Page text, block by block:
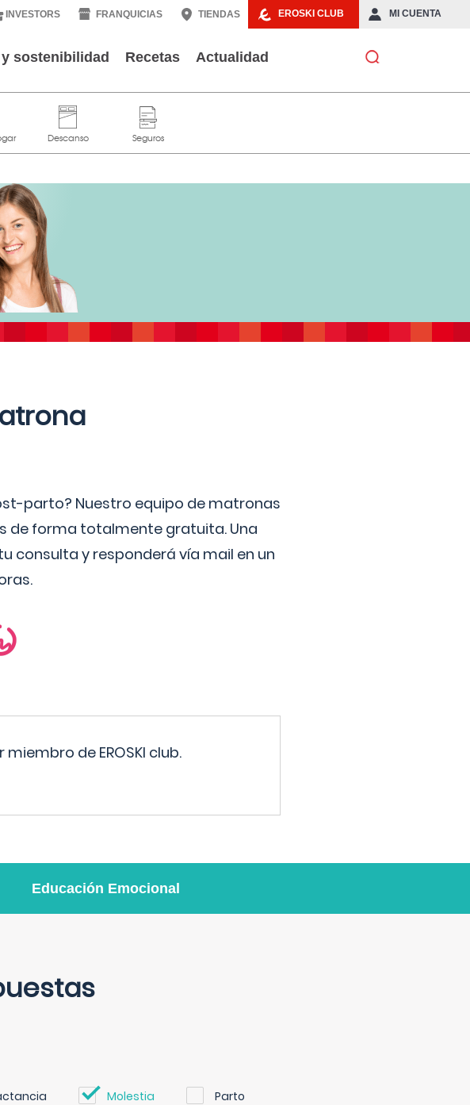
EROSKI CLUB MI CUENTA
INVESTORS FRANQUICIAS TIENDAS
sostenibilidad Recetas Actualidad
parto? Nuestro equipo de matronas
de forma totalmente gratuita. Una
consulta y responderá vía mail en un
de EROSKI club.
Educación Emocional
Molestia Parto